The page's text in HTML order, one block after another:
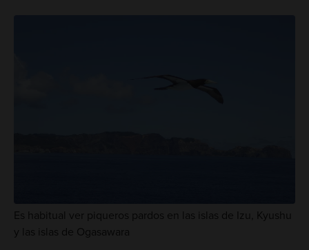
Es habitual ver piqueros pardos en las islas de Izu, Kyushu
y las islas de Ogasawara